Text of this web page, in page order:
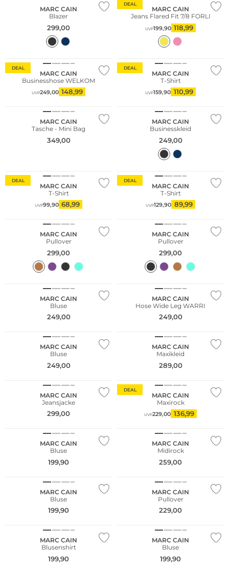
MARC CAIN
Blazer
299,00
DEAL
MARC CAIN
Jeans Flared Fit 7/8 FORLI
UVP199,90 118,99
DEAL
MARC CAIN
Businesshose WELKOM
UVP249,00 148,99
DEAL
MARC CAIN
T-Shirt
UVP159,90 110,99
MARC CAIN
Tasche - Mini Bag
349,00
MARC CAIN
Businesskleid
249,00
DEAL
MARC CAIN
T-Shirt
UVP99,90 68,99
DEAL
MARC CAIN
T-Shirt
UVP129,90 89,99
MARC CAIN
Pullover
299,00
MARC CAIN
Pullover
299,00
MARC CAIN
Bluse
249,00
MARC CAIN
Hose Wide Leg WARRI
249,00
MARC CAIN
Bluse
249,00
MARC CAIN
Maxikleid
289,00
MARC CAIN
Jeansjacke
299,00
DEAL
MARC CAIN
Maxirock
UVP229,00 136,99
MARC CAIN
Bluse
199,90
MARC CAIN
Midirock
259,00
MARC CAIN
Bluse
199,90
MARC CAIN
Pullover
229,00
MARC CAIN
Blusenshirt
199,90
MARC CAIN
Bluse
199,90